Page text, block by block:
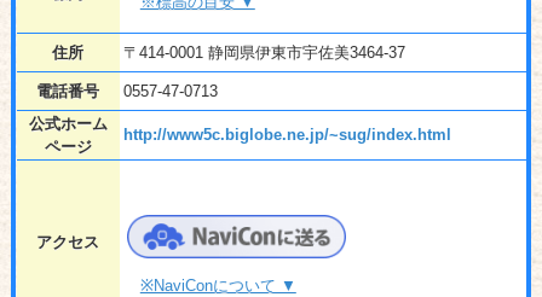
住所 〒414-0001 静岡県伊東市宇佐美3464-37
電話番号
0557-47-0713
公式ホーム
ページ
http://www5c.biglobe.ne.jp/~sug/index.html
アクセス
※NaviConについて ▼